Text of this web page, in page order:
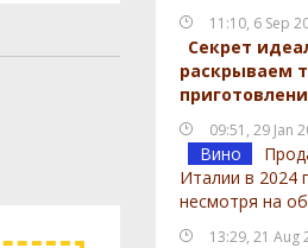
11:10, 6 Sep
Секрет
раскрываем
09:51, 29 Jan
Вино
Италии в 2024
несмотря на
13:29, 21 Aug